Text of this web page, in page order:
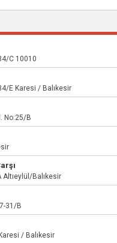
C 10010
E Karesi / Balıkesir
No:25/B
Altıeylül/Balıkesir
31/B
/ Balıkesir